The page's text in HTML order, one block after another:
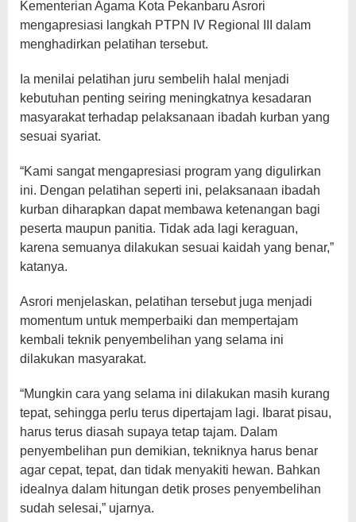
Kementerian Agama Kota Pekanbaru Asrori
mengapresiasi langkah PTPN IV Regional III dalam
menghadirkan pelatihan tersebut.
Ia menilai pelatihan juru sembelih halal menjadi
kebutuhan penting seiring meningkatnya kesadaran
masyarakat terhadap pelaksanaan ibadah kurban yang
sesuai syariat.
“Kami sangat mengapresiasi program yang digulirkan
ini. Dengan pelatihan seperti ini, pelaksanaan ibadah
kurban diharapkan dapat membawa ketenangan bagi
peserta maupun panitia. Tidak ada lagi keraguan,
karena semuanya dilakukan sesuai kaidah yang benar,”
katanya.
Asrori menjelaskan, pelatihan tersebut juga menjadi
momentum untuk memperbaiki dan mempertajam
kembali teknik penyembelihan yang selama ini
dilakukan masyarakat.
“Mungkin cara yang selama ini dilakukan masih kurang
tepat, sehingga perlu terus dipertajam lagi. Ibarat pisau,
harus terus diasah supaya tetap tajam. Dalam
penyembelihan pun demikian, tekniknya harus benar
agar cepat, tepat, dan tidak menyakiti hewan. Bahkan
idealnya dalam hitungan detik proses penyembelihan
sudah selesai,” ujarnya.